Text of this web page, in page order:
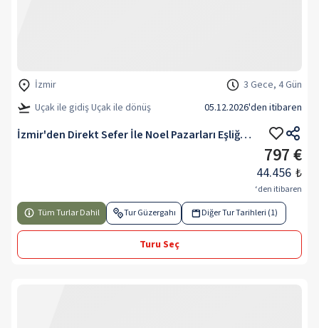
İzmir
3 Gece, 4 Gün
Uçak ile gidiş Uçak ile dönüş
05.12.2026'den itibaren
İzmir'den Direkt Sefer İle Noel Pazarları Eşliğinde Paris & Reims Turu Rotası
797 €
44.456 ₺
‘den itibaren
Tüm Turlar Dahil
Tur Güzergahı Diğer Tur Tarihleri (1)
Turu Seç